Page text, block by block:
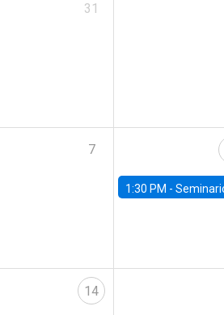
31
7
1:30 PM -Seminario: “Recuperando la humanidad para progresar en la
14